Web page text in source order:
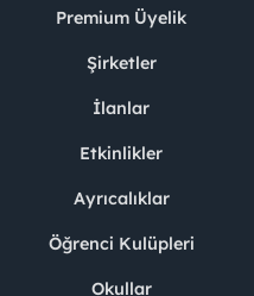
Premium Üyelik
Şirketler
İlanlar
Etkinlikler
Ayrıcalıklar
Öğrenci Kulüpleri
Okullar